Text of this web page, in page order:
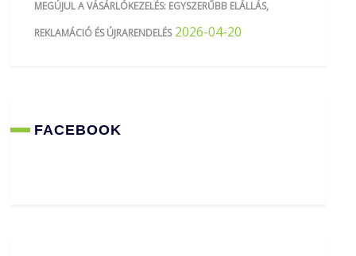
MEGÚJUL A VÁSÁRLÓKEZELÉS: EGYSZERŰBB ELÁLLÁS,
REKLAMÁCIÓ ÉS ÚJRARENDELÉS 2026-04-20
FACEBOOK